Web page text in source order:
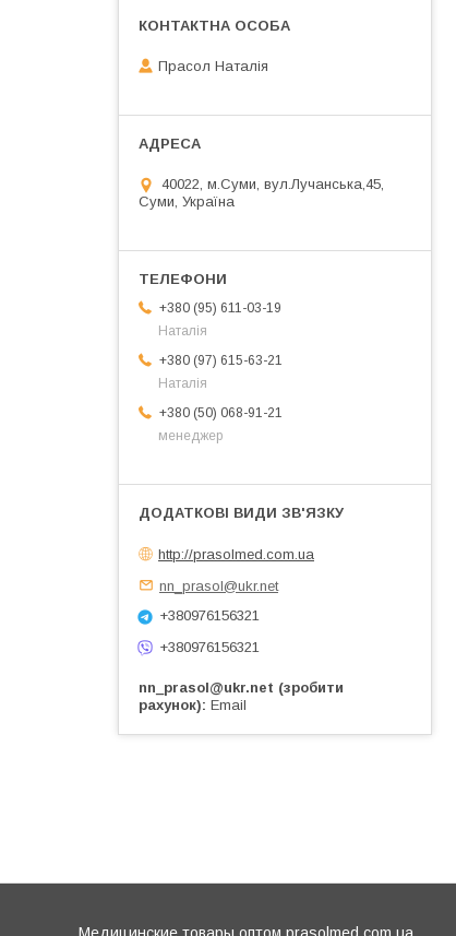
Прасол Наталія
40022, м.Суми, вул.Лучанська,45,
Суми, Україна
+380 (95) 611-03-19
Наталія
+380 (97) 615-63-21
Наталія
+380 (50) 068-91-21
менеджер
http://prasolmed.com.ua
nn_prasol@ukr.net
+380976156321
+380976156321
nn_prasol@ukr.net (зробити
рахунок) Email
Медицинские товары оптом prasolmed.com.ua